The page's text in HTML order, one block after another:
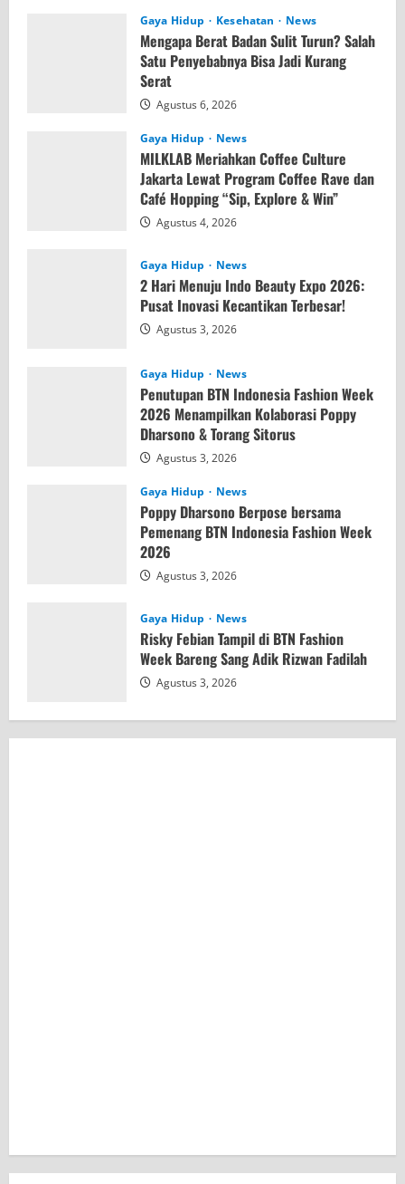
Gaya Hidup Kesehatan News
Mengapa Berat Badan Sulit Turun? Salah
Satu Penyebabnya Bisa Jadi Kurang
Serat
Agustus 6, 2026
Gaya Hidup News
MILKLAB Meriahkan Coffee Culture
Jakarta Lewat Program Coffee Rave dan
Café Hopping “Sip, Explore & Win”
Agustus 4, 2026
Gaya Hidup News
2 Hari Menuju Indo Beauty Expo 2026:
Pusat Inovasi Kecantikan Terbesar!
Agustus 3, 2026
Gaya Hidup News
Penutupan BTN Indonesia Fashion Week
2026 Menampilkan Kolaborasi Poppy
Dharsono & Torang Sitorus
Agustus 3, 2026
Gaya Hidup News
Poppy Dharsono Berpose bersama
Pemenang BTN Indonesia Fashion Week
2026
Agustus 3, 2026
Gaya Hidup News
Risky Febian Tampil di BTN Fashion
Week Bareng Sang Adik Rizwan Fadilah
Agustus 3, 2026